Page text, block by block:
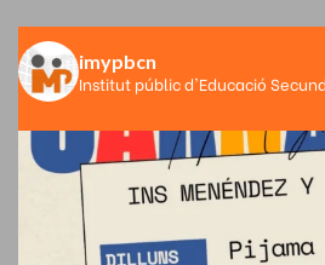
imypbcn
Institut públic d'Educació